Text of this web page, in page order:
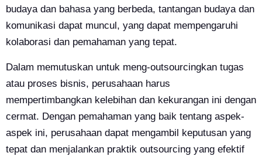
budaya dan bahasa yang berbeda, tantangan budaya dan
komunikasi dapat muncul, yang dapat mempengaruhi
kolaborasi dan pemahaman yang tepat.
Dalam memutuskan untuk meng-outsourcingkan tugas
atau proses bisnis, perusahaan harus
mempertimbangkan kelebihan dan kekurangan ini dengan
cermat. Dengan pemahaman yang baik tentang aspek-
aspek ini, perusahaan dapat mengambil keputusan yang
tepat dan menjalankan praktik outsourcing yang efektif